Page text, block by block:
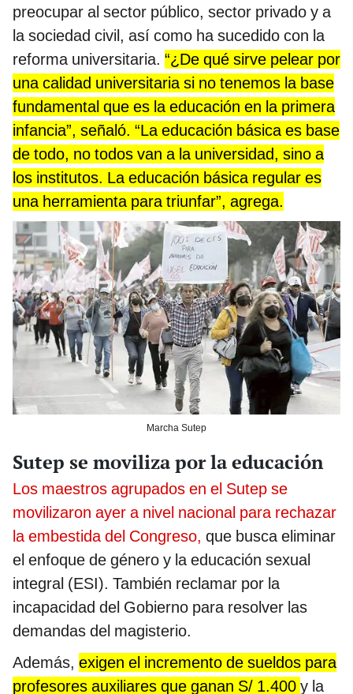
preocupar al sector público, sector privado y a
la sociedad civil, así como ha sucedido con la
reforma universitaria. “¿De qué sirve pelear por
una calidad universitaria si no tenemos la base
fundamental que es la educación en la primera
infancia”, señaló. “La educación básica es base
de todo, no todos van a la universidad, sino a
los institutos. La educación básica regular es
una herramienta para triunfar”, agrega.
Marcha Sutep
Sutep se moviliza por la educación
Los maestros agrupados en el Sutep se
movilizaron ayer a nivel nacional para rechazar
la embestida del Congreso, que busca eliminar
el enfoque de género y la educación sexual
integral (ESI). También reclamar por la
incapacidad del Gobierno para resolver las
demandas del magisterio.
Además, exigen el incremento de sueldos para
profesores auxiliares que ganan S/ 1.400 y la